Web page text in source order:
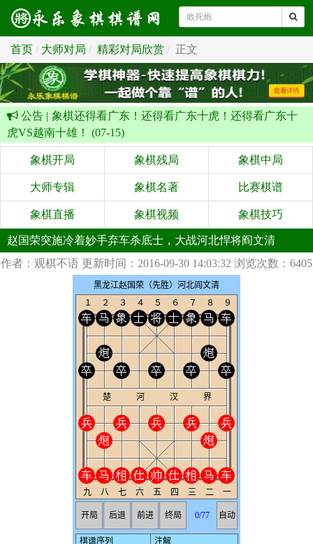
首页 大师对局 精彩对局欣赏 正文
公告 | 象棋还得看广东！还得看广东十虎！还得看广东十
虎VS越南十雄！ (07-15)
象棋开局 象棋残局 象棋中局
大师专辑 象棋名著 比赛棋谱
象棋直播 象棋视频 象棋技巧
赵国荣突施冷着妙手弃车杀底士，大战河北悍将阎文清
作者：观棋不语 更新时间：2016-09-30 14:03:32 浏览次数：6405